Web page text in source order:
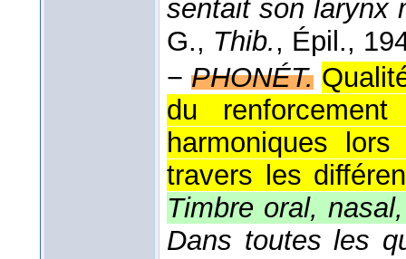
sentait son larynx
G., Thib., Épil.,
−PHONÉT.
du
harmoniques
travers les
Timbre oral,
Dans toutes les